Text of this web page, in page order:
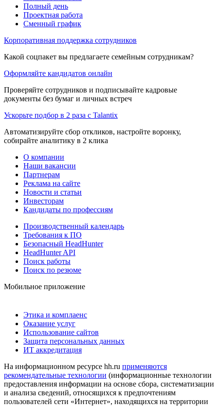
Полный день
Проектная работа
Сменный график
Корпоративная поддержка сотрудников
Какой соцпакет вы предлагаете семейным сотрудникам?
Оформляйте кандидатов онлайн
Проверяйте сотрудников и подписывайте кадровые
документы без бумаг и личных встреч
Ускорьте подбор в 2 раза с Talantix
Автоматизируйте сбор откликов, настройте воронку,
собирайте аналитику в 2 клика
О компании
Наши вакансии
Партнерам
Реклама на сайте
Новости и статьи
Инвесторам
Кандидаты по профессиям
Производственный календарь
Требования к ПО
Безопасный HeadHunter
HeadHunter API
Поиск работы
Поиск по резюме
Мобильное приложение
Этика и комплаенс
Оказание услуг
Использование сайтов
Защита персональных данных
ИТ аккредитация
На информационном ресурсе hh.ru применяются
рекомендательные технологии (информационные технологии
предоставления информации на основе сбора, систематизации
и анализа сведений, относящихся к предпочтениям
пользователей сети «Интернет», находящихся на территории